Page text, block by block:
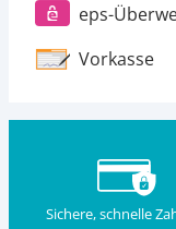
eps-
Vorkasse
Sichere, schnelle